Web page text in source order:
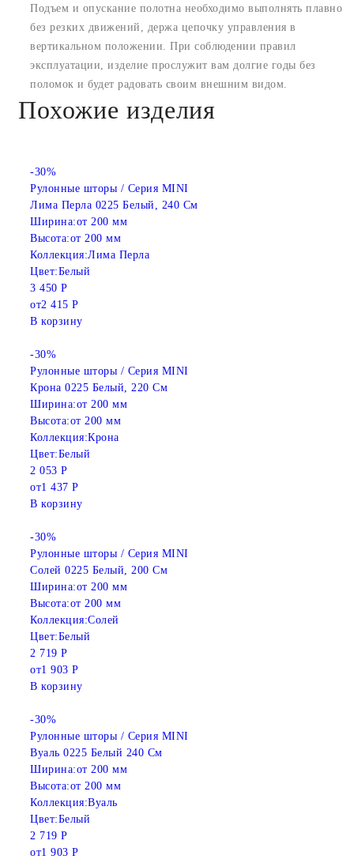
Подъем и опускание полотна необходимо выполнять плавно
без резких движений, держа цепочку управления в
вертикальном положении. При соблюдении правил
эксплуатации, изделие прослужит вам долгие годы без
поломок и будет радовать своим внешним видом.
Похожие изделия
-30%
Рулонные шторы / Серия MINI
Лима Перла 0225 Белый, 240 См
Ширина:от 200 мм
Высота:от 200 мм
Коллекция:Лима Перла
Цвет:Белый
3 450 Р
от2 415 Р
В корзину
-30%
Рулонные шторы / Серия MINI
Крона 0225 Белый, 220 См
Ширина:от 200 мм
Высота:от 200 мм
Коллекция:Крона
Цвет:Белый
2 053 Р
от1 437 Р
В корзину
-30%
Рулонные шторы / Серия MINI
Солей 0225 Белый, 200 См
Ширина:от 200 мм
Высота:от 200 мм
Коллекция:Солей
Цвет:Белый
2 719 Р
от1 903 Р
В корзину
-30%
Рулонные шторы / Серия MINI
Вуаль 0225 Белый 240 См
Ширина:от 200 мм
Высота:от 200 мм
Коллекция:Вуаль
Цвет:Белый
2 719 Р
от1 903 Р